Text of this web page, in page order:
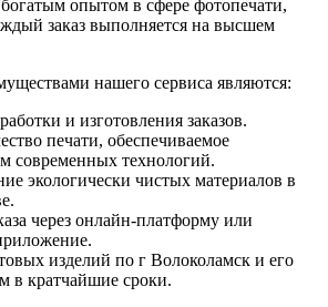
опытом в сфере фотопечати,
заказ выполняется на высшем
нашего сервиса являются:
и изготовления заказов.
печати, обеспечиваемое
современных технологий.
экологически чистых материалов в
через онлайн-платформу или
изделий по г Волоколамск и его
в кратчайшие сроки.